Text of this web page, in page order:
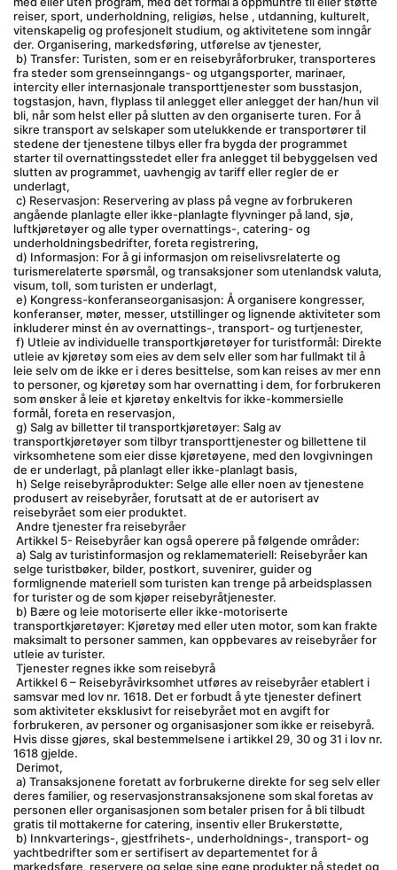
reiser, sport, underholdning, religiøs, helse , utdanning, kulturelt,
vitenskapelig og profesjonelt studium, og aktivitetene som inngår
der. Organisering, markedsføring, utførelse av tjenester,
fra steder som grenseinngangs- og utgangsporter, marinaer,
intercity eller internasjonale transporttjenester som busstasjon,
togstasjon, havn, flyplass til anlegget eller anlegget der han/hun vil
bli, når som helst eller på slutten av den organiserte turen. For å
sikre transport av selskaper som utelukkende er transportører til
stedene der tjenestene tilbys eller fra bygda der programmet
starter til overnattingsstedet eller fra anlegget til bebyggelsen ved
slutten av programmet, uavhengig av tariff eller regler de er
underlagt,
angående planlagte eller ikke-planlagte flyvninger på land, sjø,
luftkjøretøyer og alle typer overnattings-, catering- og
underholdningsbedrifter, foreta registrering,
turismerelaterte spørsmål, og transaksjoner som utenlandsk valuta,
visum, toll, som turisten er underlagt,
konferanser, møter, messer, utstillinger og lignende aktiviteter som
inkluderer minst én av overnattings-, transport- og turtjenester,
utleie av kjøretøy som eies av dem selv eller som har fullmakt til å
leie selv om de ikke er i deres besittelse, som kan reises av mer enn
to personer, og kjøretøy som har overnatting i dem, for forbrukeren
som ønsker å leie et kjøretøy enkeltvis for ikke-kommersielle
formål, foreta en reservasjon,
transportkjøretøyer som tilbyr transporttjenester og billettene til
virksomhetene som eier disse kjøretøyene, med den lovgivningen
de er underlagt, på planlagt eller ikke-planlagt basis,
produsert av reisebyråer, forutsatt at de er autorisert av
reisebyrået som eier produktet.
Andre tjenester fra reisebyråer
Artikkel 5- Reisebyråer kan også operere på følgende områder:
selge turistbøker, bilder, postkort, suvenirer, guider og
formlignende materiell som turisten kan trenge på arbeidsplassen
for turister og de som kjøper reisebyråtjenester.
transportkjøretøyer: Kjøretøy med eller uten motor, som kan frakte
maksimalt to personer sammen, kan oppbevares av reisebyråer for
utleie av turister.
Tjenester regnes ikke som reisebyrå
samsvar med lov nr. 1618. Det er forbudt å yte tjenester definert
som aktiviteter eksklusivt for reisebyrået mot en avgift for
forbrukeren, av personer og organisasjoner som ikke er reisebyrå.
Hvis disse gjøres, skal bestemmelsene i artikkel 29, 30 og 31 i lov nr.
1618 gjelde.
Derimot,
deres familier, og reservasjonstransaksjonene som skal foretas av
personen eller organisasjonen som betaler prisen for å bli tilbudt
gratis til mottakerne for catering, insentiv eller Brukerstøtte,
yachtbedrifter som er sertifisert av departementet for å
markedsføre, reservere og selge sine egne produkter på stedet og